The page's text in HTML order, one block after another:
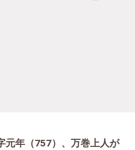
元年（757）、万巻上人が